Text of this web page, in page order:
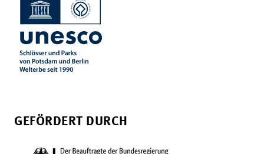
GEFÖRDERT DURCH